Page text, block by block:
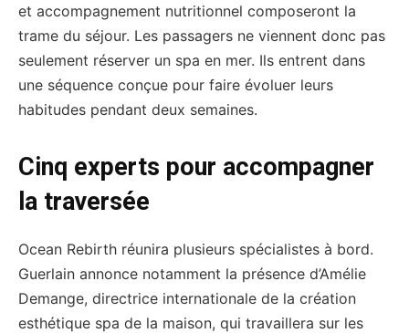
et accompagnement nutritionnel composeront la
trame du séjour. Les passagers ne viennent donc pas
seulement réserver un spa en mer. Ils entrent dans
une séquence conçue pour faire évoluer leurs
habitudes pendant deux semaines.
Cinq experts pour accompagner
la traversée
Ocean Rebirth réunira plusieurs spécialistes à bord.
Guerlain annonce notamment la présence d’Amélie
Demange, directrice internationale de la création
esthétique spa de la maison, qui travaillera sur les